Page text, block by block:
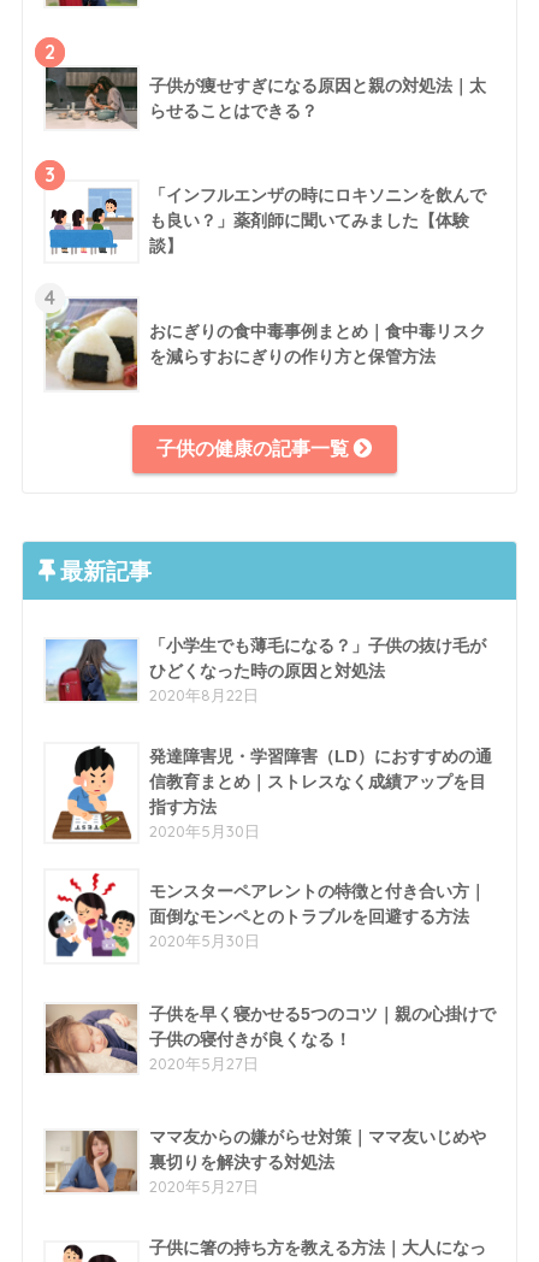
2
子供が痩せすぎになる原因と親の対処法｜太
らせることはできる？
3
「インフルエンザの時にロキソニンを飲んで
も良い？」薬剤師に聞いてみました【体験
談】
4
おにぎりの食中毒事例まとめ｜食中毒リスク
を減らすおにぎりの作り方と保管方法
子供の健康の記事一覧
最新記事
「小学生でも薄毛になる？」子供の抜け毛が
ひどくなった時の原因と対処法
2020年8月22日
発達障害児・学習障害（LD）におすすめの通
信教育まとめ｜ストレスなく成績アップを目
指す方法
2020年5月30日
モンスターペアレントの特徴と付き合い方｜
面倒なモンペとのトラブルを回避する方法
2020年5月30日
子供を早く寝かせる5つのコツ｜親の心掛けで
子供の寝付きが良くなる！
2020年5月27日
ママ友からの嫌がらせ対策｜ママ友いじめや
裏切りを解決する対処法
2020年5月27日
子供に箸の持ち方を教える方法｜大人になっ